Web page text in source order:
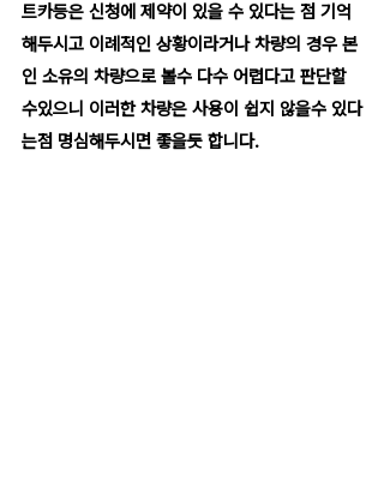
트카등은 신청에 제약이 있을 수 있다는 점 기억
해두시고 이례적인 상황이라거나 차량의 경우 본
인 소유의 차량으로 볼수 다수 어렵다고 판단할
수있으니 이러한 차량은 사용이 쉽지 않을수 있다
는점 명심해두시면 좋을듯 합니다.